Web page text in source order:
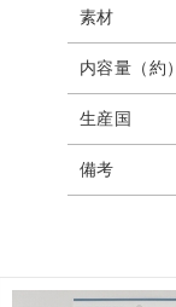
素材
内容量（約）
生産国
備考